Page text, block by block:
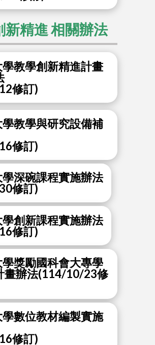
新精進 相關辦法
學教學創新精進計畫
修訂)
教學與研究設備補
修訂)
深碗課程實施辦法
修訂)
創新課程實施辦法
修訂)
獎勵國科會大專學
畫辦法(114/10/23修
數位教材編製實施
修訂)